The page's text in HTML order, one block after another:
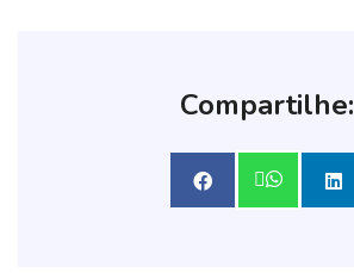
Compartilhe: